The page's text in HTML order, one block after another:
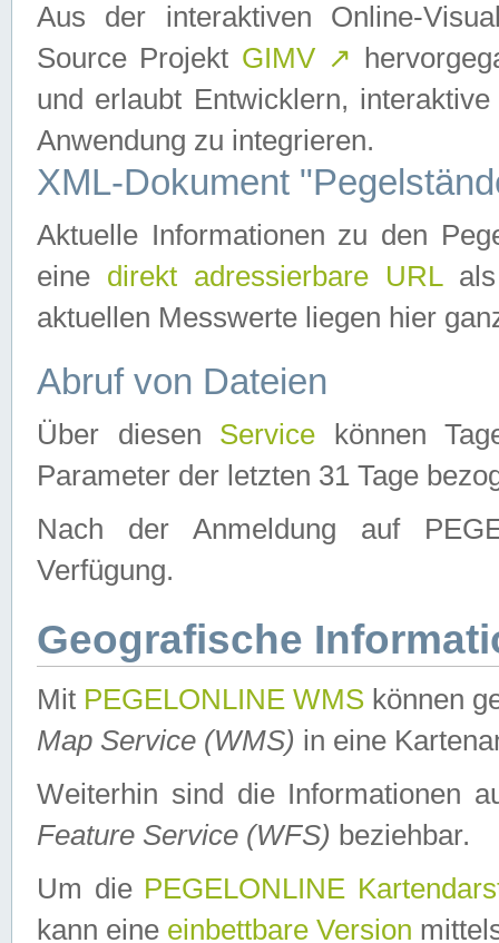
Aus der interaktiven Online-
Source Projekt GIMV ↗
und erlaubt Entwicklern,
Anwendung zu integrieren.
XML-Dokument
Aktuelle Informationen zu den
eine direkt adressierbare URLals
aktuellen Messwerte liegen hier
Abruf von Dateien
Über diesen Service können
Parameter der letzten 31 Tage
Nach der Anmeldung auf
Verfügung.
Geografische
Mit PEGELONLINE WMS können
Map Service (WMS) in eine
Weiterhin sind die Informationen
Feature Service (WFS) beziehbar.
Um die PEGELONLINE
kann eine einbettbare Version